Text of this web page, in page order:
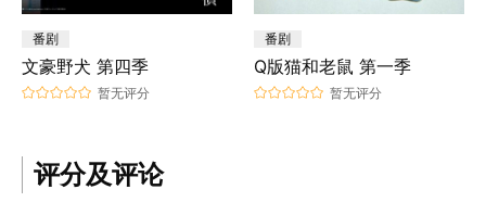
番剧
文豪野犬 第四季
暂无评分
番剧
Q版猫和老鼠 第一季
暂无评分
评分及评论